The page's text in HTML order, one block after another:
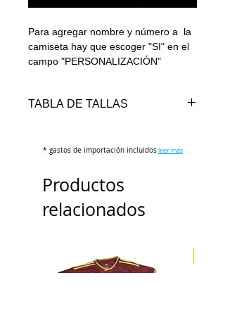
Para agregar nombre y número a la
camiseta hay que escoger "SI" en el
campo "PERSONALIZACIÓN"
TABLA DE TALLAS
(cm)
(cm)
S 100-104
M 106-110
114-118 76-78
* gastos de importación incluidos leer más
Productos
relacionados